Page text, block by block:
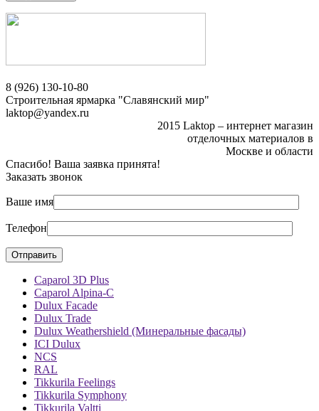
8 (926) 130-10-80
Строительная ярмарка "Славянский мир"
laktop@yandex.ru
2015 Laktop – интернет магазин
отделочных материалов в
Москве и области
Спасибо! Ваша заявка принята!
Заказать звонок
Ваше имя
Телефон
Caparol 3D Plus
Caparol Alpina-C
Dulux Facade
Dulux Trade
Dulux Weathershield (Минеральные фасады)
ICI Dulux
NCS
RAL
Tikkurila Feelings
Tikkurila Symphony
Tikkurila Valtti